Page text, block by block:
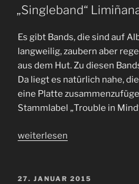
AM
„Singleband“
Es gibt Bands, die sind auf
langweilig, zaubern aber
aus dem Hut. Zu diesen
Da liegt es natürlich nahe,
eine Platte
Stammlabel „Trouble in
„„Singleband“
weiterlesen
VERÖFFENTLICHT
27. JANUAR 2015